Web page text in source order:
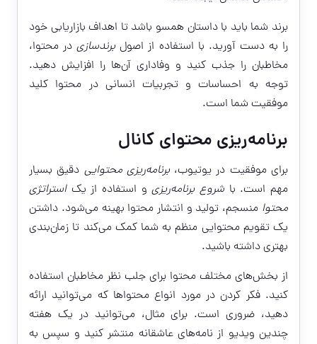
برند شما باید با داستان همسو باشد تا اهداف بازاریابی خود
را به دست آورید. با استفاده از اصول برندسازیدر محتوا،
مخاطبان را جذب کنید و وفاداری آن‌ها را افزایش دهید.
توجه به احساسات و تجربیات انسانی در محتوا کلید
موفقیت شما است.
برنامه‌ریزی محتوای کانال
برای موفقیت در یوتیوب،برنامه‌ریزی محتوایی دقیق بسیار
مهم است. با شروع برنامه‌ریزیو استفاده از یکاستراتژی
محتوا منسجم، تولید و انتشار محتوا بهینه می‌شود. داشتن
یک تقویم محتوایی منظم به شما کمک می‌کند تا زمان‌بندی
بهتری داشته باشید.
از بخش‌های مختلف محتوا برای جلب نظر مخاطبان استفاده
کنید. فکر کردن در مورد انواع محتواها که می‌توانید ارائه
دهید، ضروری است. برای مثال، می‌توانید در یک هفته
چندین ویدیو از نامه‌های عاشقانه منتشر کنید و سپس به